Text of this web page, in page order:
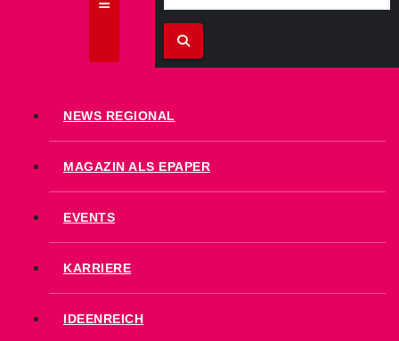
NEWS REGIONAL
MAGAZIN ALS EPAPER
EVENTS
KARRIERE
IDEENREICH